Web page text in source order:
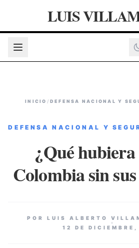
LUIS
INICIO / DEFENSA NACIONAL Y
DEFENSA NACIONAL Y
¿Qué hubiera
Colombia sin
POR LUIS ALBERTO
12 DE